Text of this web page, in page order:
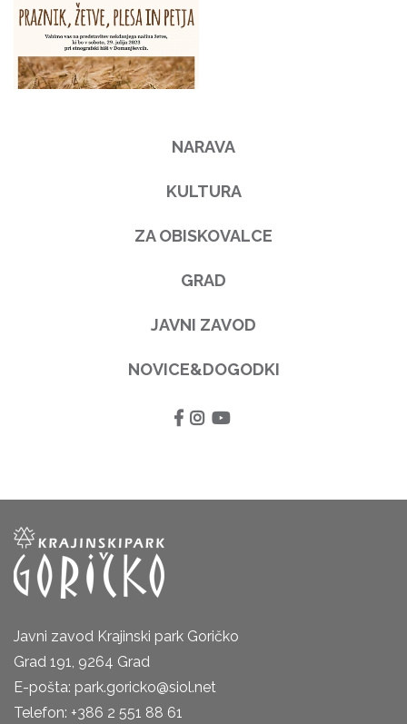
NARAVA
KULTURA
ZA OBISKOVALCE
GRAD
JAVNI ZAVOD
NOVICE&DOGODKI
Javni zavod Krajinski park Goričko
Grad 191, 9264 Grad
E-pošta: park.goricko@siol.net
Telefon: +386 2 551 88 61